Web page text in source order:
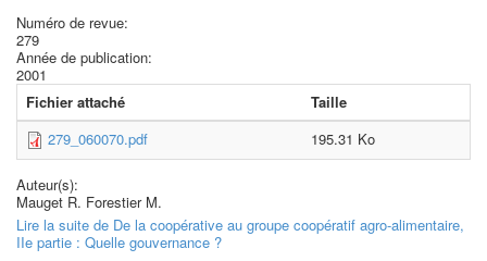
Numéro de revue:
279
Année de publication:
2001
Fichier attaché
Taille
279_060070.pdf
195.31 Ko
Auteur(s):
Mauget R. Forestier M.
Lire la suite de De la coopérative au groupe coopératif agro-alimentaire,
IIe partie : Quelle gouvernance ?